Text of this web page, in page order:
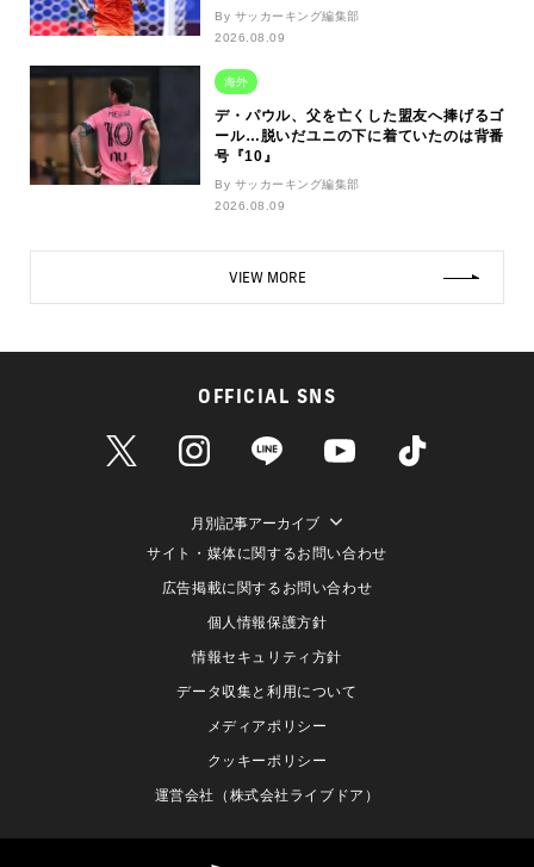
By サッカーキング編集部
2026.08.09
海外
デ・パウル、父を亡くした盟友へ捧げるゴ
ール…脱いだユニの下に着ていたのは背番
号『10』
By サッカーキング編集部
2026.08.09
VIEW MORE
OFFICIAL SNS
月別記事アーカイブ
サイト・媒体に関するお問い合わせ
広告掲載に関するお問い合わせ
個人情報保護方針
情報セキュリティ方針
データ収集と利用について
メディアポリシー
クッキーポリシー
運営会社（株式会社ライブドア）